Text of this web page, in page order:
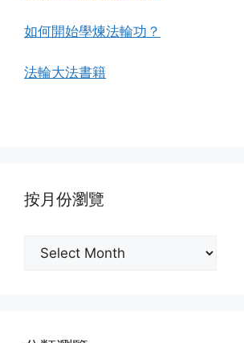
如何開始學煉法輪功？
法輪大法書籍
按月份瀏覽